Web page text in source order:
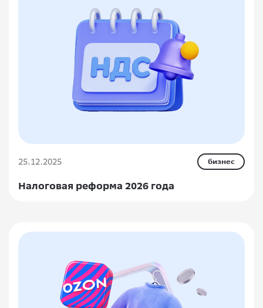
25.12.2025 бизнес
Налоговая реформа 2026 года